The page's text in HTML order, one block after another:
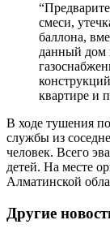
смеси,
баллона,
данный дом
квартире и
В ходе тушения
службы из
человек. Всего
детей. На месте
Алматинской
Другие